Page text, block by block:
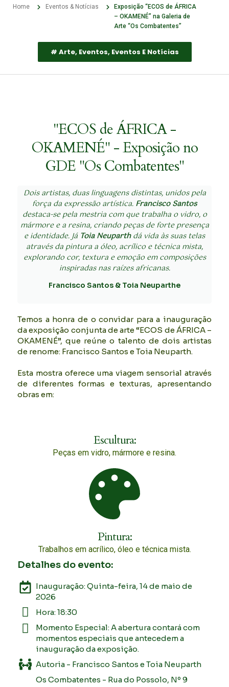
Home Eventos & Notícias
Exposição “ECOS de ÁFRICA
– OKAMENÉ” na Galeria de
Arte “Os Combatentes”
# Arte, Eventos, Eventos E Notícias
"ECOS de ÁFRICA -
OKAMENÉ" - Exposição no
GDE "Os Combatentes"
Dois artistas, duas linguagens distintas, unidos pela
força da expressão artística. Francisco Santos
destaca-se pela mestria com que trabalha o vidro, o
mármore e a resina, criando peças de forte presença
e identidade. Já Toia Neuparthdá vida às suas telas
através da pintura a óleo, acrílico e técnica mista,
explorando cor, textura e emoção em composições
inspiradas nas raízes africanas.
Francisco Santos & Toia Neuparthe
Temos a honra de o convidar para a inauguração
da exposição conjunta de arte “ECOS de ÁFRICA –
OKAMENÉ”, que reúne o talento de dois artistas
de renome: Francisco Santos e Toia Neuparth.
Esta mostra oferece uma viagem sensorial através
de diferentes formas e texturas, apresentando
obras em:
Escultura:
Peças em vidro, mármore e resina.
Pintura:
Trabalhos em acrílico, óleo e técnica mista.
Detalhes do evento:
Inauguração: Quinta-feira, 14 de maio de
2026
Hora: 18:30
Momento Especial: A abertura contará com
momentos especiais que antecedem a
inauguração da exposição.
Autoria - Francisco Santos e Toia Neuparth
Os Combatentes - Rua do Possolo, Nº 9